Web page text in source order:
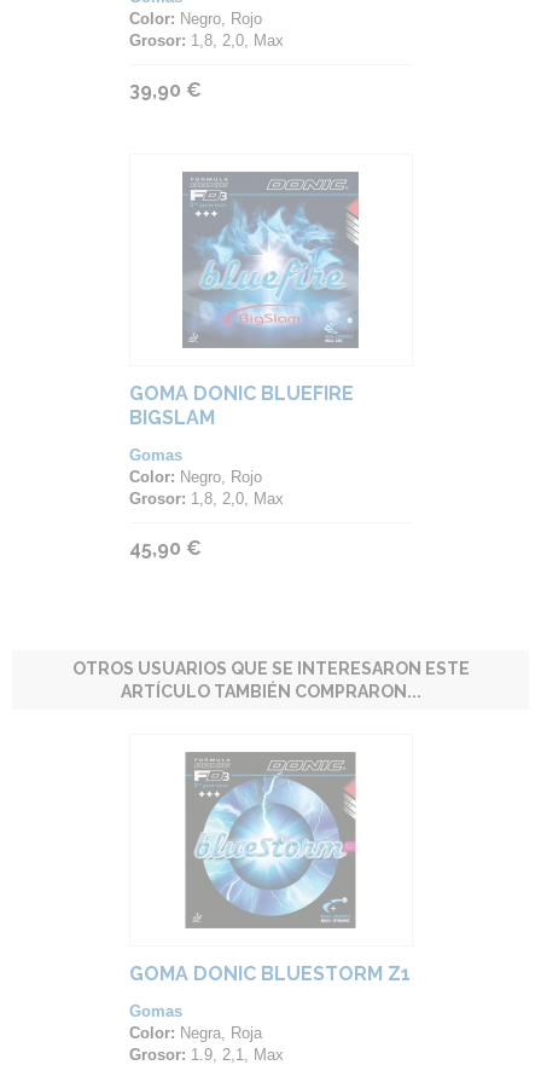
Color: Negro, Rojo
Grosor: 1,8, 2,0, Max
39,90 €
GOMA DONIC BLUEFIRE
BIGSLAM
Gomas
Color: Negro, Rojo
Grosor: 1,8, 2,0, Max
45,90 €
OTROS USUARIOS QUE SE INTERESARON ESTE
ARTÍCULO TAMBIÉN COMPRARON...
GOMA DONIC BLUESTORM Z1
Gomas
Color: Negra, Roja
Grosor: 1.9, 2,1, Max